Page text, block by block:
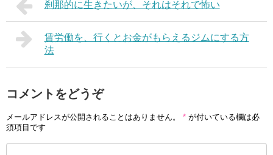
刹那的に生きたいが、それはそれで怖い
賃労働を、行くとお金がもらえるジムにする方
法
コメントをどうぞ
メールアドレスが公開されることはありません。 * が付いている欄は必
須項目です